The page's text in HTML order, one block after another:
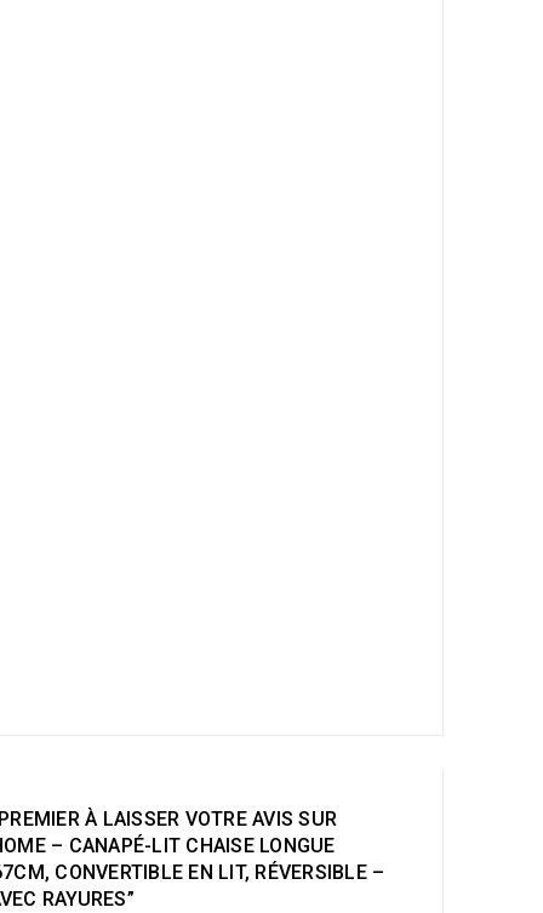
À LAISSER VOTRE AVIS SUR
– CANAPÉ-LIT CHAISE LONGUE
CONVERTIBLE EN LIT, RÉVERSIBLE –
RAYURES”